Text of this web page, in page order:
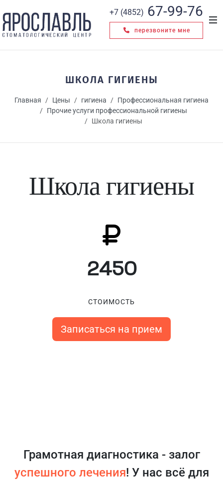
+7 (4852) 67-99-76
перезвоните мне
ШКОЛА ГИГИЕНЫ
Главная Цены гигиена
Профессиональная гигиена
Прочие услуги профессиональной гигиены
Школа гигиены
Школа гигиены
2450
СТОИМОСТЬ
Записаться на прием
Грамотная диагностика - залог
успешного лечения! У нас всё для